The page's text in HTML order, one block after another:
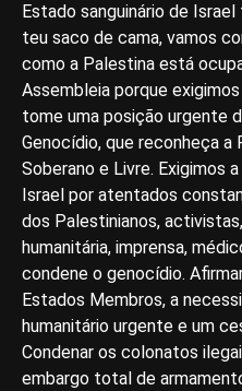
Estado sanguinário de
teu saco de cama, vamos
como a Palestina está
Assembleia porque
tome uma posição urgente
Genocídio, que reconheça
Soberano e Livre. Exigimos
Israel por atentados
dos Palestinianos,
humanitária, imprensa,
condene o genocídio.
Estados Membros, a
humanitário urgente e um
Condenar os colonatos
embargo total de